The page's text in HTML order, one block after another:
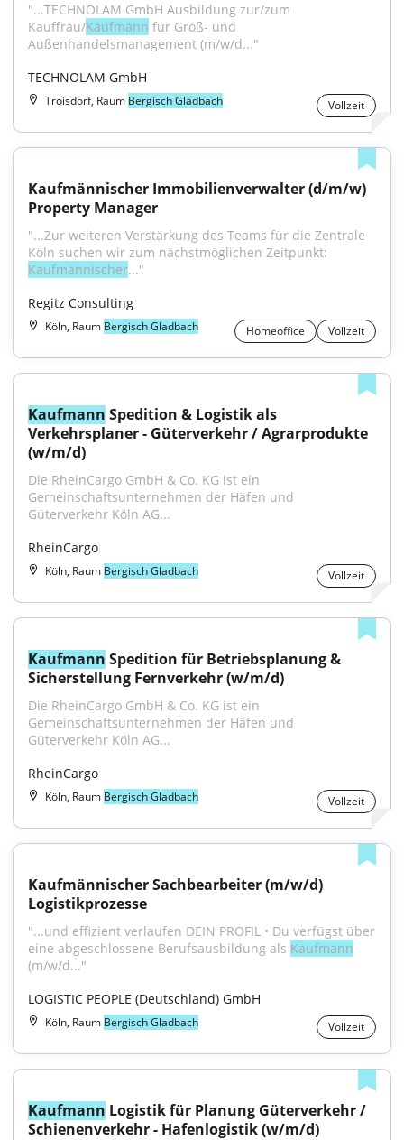
"...TECHNOLAM GmbH Ausbildung zur/zum
Kauffrau/Kaufmann für Groß- und
Außenhandelsmanagement (m/w/d..."
TECHNOLAM GmbH
Troisdorf, Raum Bergisch Gladbach Vollzeit
Kaufmännischer Immobilienverwalter (d/m/w)
Property Manager
"...Zur weiteren Verstärkung des Teams für die Zentrale
Kaufmännischer..."
Regitz Consulting
Köln, Raum Bergisch Gladbach Homeoffice Vollzeit
Kaufmann Spedition & Logistik als
Verkehrsplaner - Güterverkehr / Agrarprodukte
(w/m/d)
Die RheinCargo GmbH & Co. KG ist ein
Gemeinschaftsunternehmen der Häfen und
Güterverkehr Köln AG...
RheinCargo
Köln, Raum Bergisch Gladbach Vollzeit
Kaufmann Spedition für Betriebsplanung &
Sicherstellung Fernverkehr (w/m/d)
Die RheinCargo GmbH & Co. KG ist ein
Gemeinschaftsunternehmen der Häfen und
Güterverkehr Köln AG...
RheinCargo
Köln, Raum Bergisch Gladbach Vollzeit
Kaufmännischer Sachbearbeiter (m/w/d)
Logistikprozesse
"...und effizient verlaufen DEIN PROFIL • Du verfügst über
eine abgeschlossene Berufsausbildung als Kaufmann
(m/w/d..."
LOGISTIC PEOPLE (Deutschland) GmbH
Köln, Raum Bergisch Gladbach Vollzeit
Kaufmann Logistik für Planung Güterverkehr /
Schienenverkehr - Hafenlogistik (w/m/d)